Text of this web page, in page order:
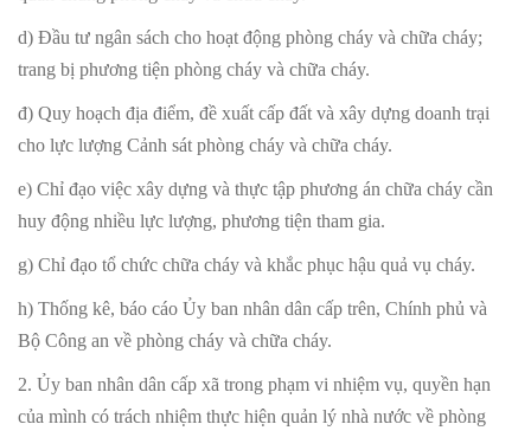
d) Đầu tư ngân sách cho hoạt động phòng cháy và chữa cháy;
trang bị phương tiện phòng cháy và chữa cháy.
đ) Quy hoạch địa điểm, đề xuất cấp đất và xây dựng doanh trại
cho lực lượng Cảnh sát phòng cháy và chữa cháy.
e) Chỉ đạo việc xây dựng và thực tập phương án chữa cháy cần
huy động nhiều lực lượng, phương tiện tham gia.
g) Chỉ đạo tổ chức chữa cháy và khắc phục hậu quả vụ cháy.
h) Thống kê, báo cáo Ủy ban nhân dân cấp trên, Chính phủ và
Bộ Công an về phòng cháy và chữa cháy.
2. Ủy ban nhân dân cấp xã trong phạm vi nhiệm vụ, quyền hạn
của mình có trách nhiệm thực hiện quản lý nhà nước về phòng